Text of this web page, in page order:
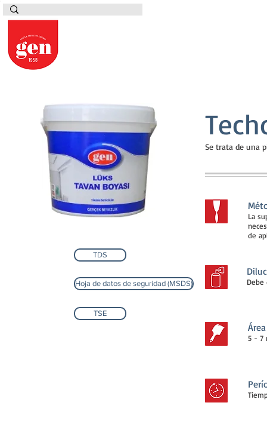
TDS
Hoja de datos de seguridad (MSDS)
TSE
Se trata de una
La
de
Debe
5 - 7